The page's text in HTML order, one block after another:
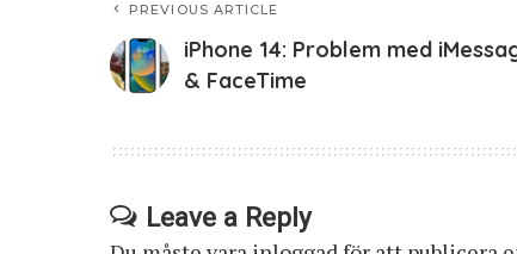
PREVIOUS ARTICLE
iPhone 14: Problem med
& FaceTime
Leave a Reply